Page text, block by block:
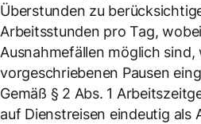
Überstunden zu
Arbeitsstunden pro Tag,
Ausnahmefällen möglich sind,
vorgeschriebenen Pausen
Gemäß § 2 Abs. 1
auf Dienstreisen eindeutig als